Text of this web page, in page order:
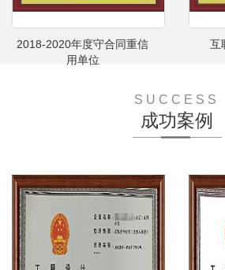
2018-2020年度守合同重信
用单位
互
SUCCESS
成功案例